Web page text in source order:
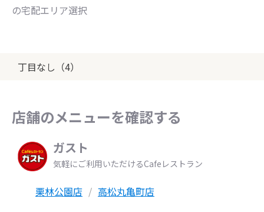
の宅配エリア選択
丁目なし（4）
店舗のメニューを確認する
ガスト
気軽にご利用いただけるCafeレストラン
栗林公園店 高松丸亀町店